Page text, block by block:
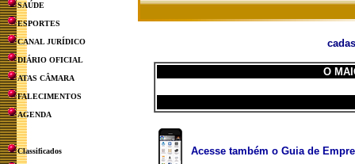
SAÚDE
ESPORTES
CANAL JURÍDICO
DIÁRIO OFICIAL
ATAS CÂMARA
FALECIMENTOS
AGENDA
Classificados
O
Acesse também o Guia de